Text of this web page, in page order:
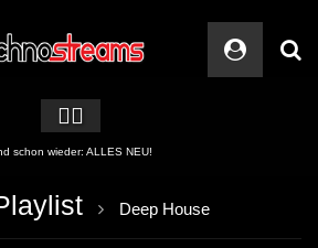
🏳️‍🌈
2 APPs für Techno Streams
Deep House